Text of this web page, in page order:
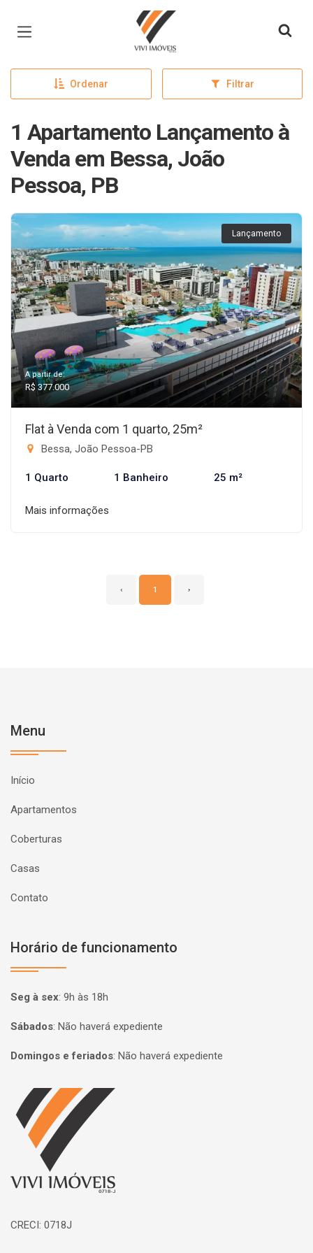
Página inicial
Ordenar Filtrar
1 Apartamento Lançamento à
Venda em Bessa, João
Pessoa, PB
Lançamento
A partir de:
R$ 377.000
Flat à Venda com 1 quarto, 25m²
Bessa, João Pessoa-PB
1 Quarto 1 Banheiro 25 m²
Mais informações
‹ 1 ›
Menu
Início
Apartamentos
Coberturas
Casas
Contato
Horário de funcionamento
Seg à sex: 9h às 18h
Sábados: Não haverá expediente
Domingos e feriados: Não haverá expediente
Página inicial
CRECI: 0718J